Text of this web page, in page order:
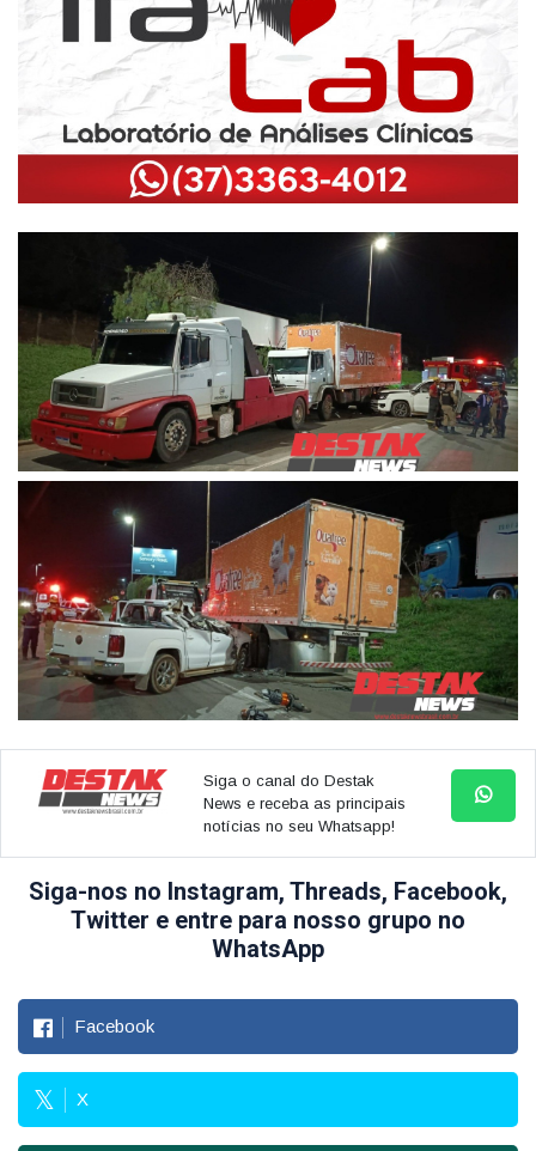
Siga o canal do Destak
News e receba as principais
notícias no seu Whatsapp!
Siga-nos no Instagram, Threads, Facebook,
Twitter e entre para nosso grupo no
WhatsApp
Facebook
X